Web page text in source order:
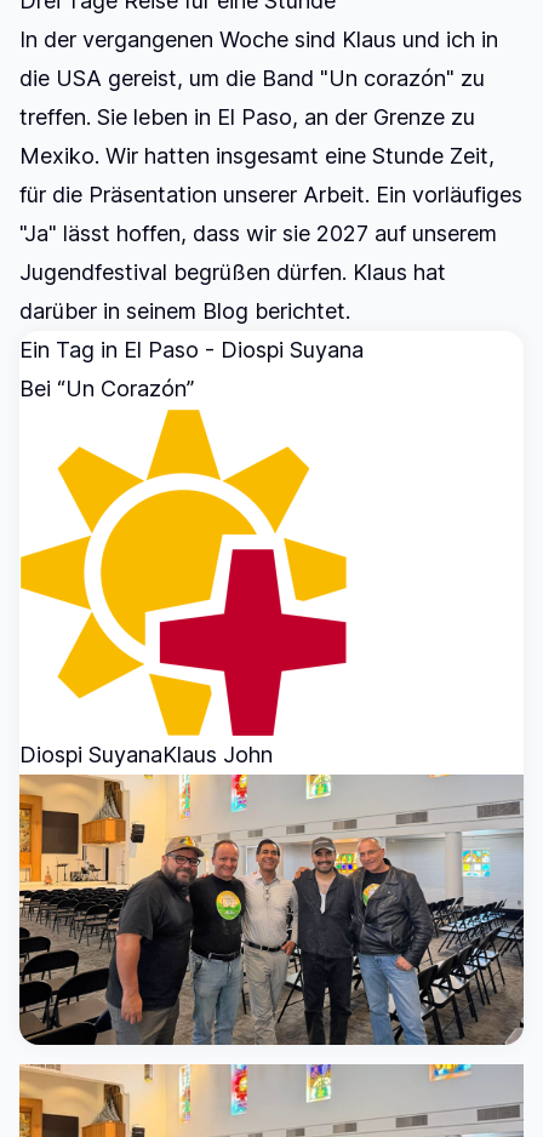
In der vergangenen Woche sind Klaus und ich in
die USA gereist, um die Band "Un corazón" zu
treffen. Sie leben in El Paso, an der Grenze zu
Mexiko. Wir hatten insgesamt eine Stunde Zeit,
für die Präsentation unserer Arbeit. Ein vorläufiges
"Ja" lässt hoffen, dass wir sie 2027 auf unserem
Jugendfestival begrüßen dürfen. Klaus hat
darüber in seinem Blog berichtet.
Ein Tag in El Paso - Diospi Suyana
Bei “Un Corazón”
Diospi SuyanaKlaus John